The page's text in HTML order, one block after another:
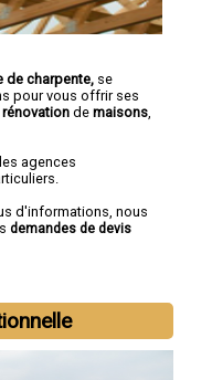
de charpente, se
pour vous offrir ses
rénovation de maisons
agences
d'informations, nous
demandes de devis